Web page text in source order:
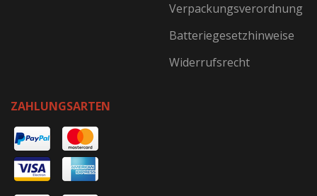
Verpackungsverordnung
Batteriegesetzhinweise
Widerrufsrecht
ZAHLUNGSARTEN